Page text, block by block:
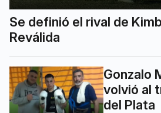
Se definió el rival de
Reválida
Gonzalo
volvió al
del Plata